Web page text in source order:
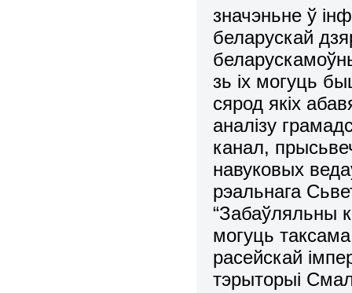
значэньне ў
беларускай
зь іх могуць
сярод якіх
аналізу
канал,
навуковых
рэальнага
“Забаўляльны
могуць
расейскай
тэрыторыі